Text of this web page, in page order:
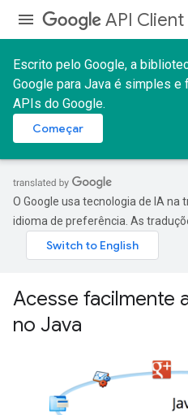
API Client
Escrito pelo Google, a
Google para Java é simples e
APIs do Google.
Começar
O Google usa tecnologia de IA na
idioma de preferência. As
Acesse facilmente
no Java